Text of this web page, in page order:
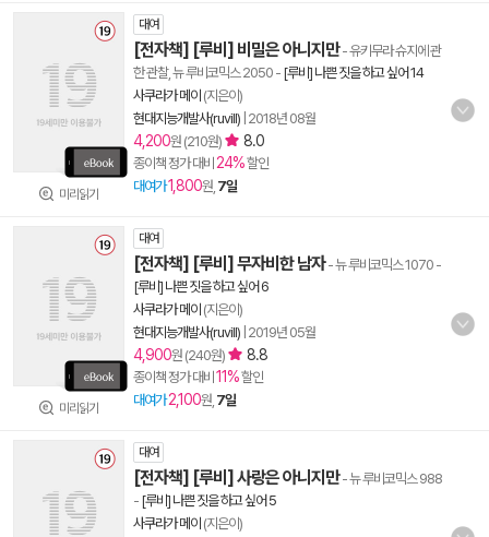
미리읽기
대여
[전자책] [루비] 비밀은 아니지만- 유키무라 슈지에 관
한 관찰, 뉴 루비코믹스 2050 - [루비] 나쁜 짓을 하고 싶어 14
사쿠라가 메이 (지은이)
현대지능개발사(ruvill) 2018년 08월
4,200원 (210원) 8.0
종이책 정가 대비 24%할인
대여가1,800원, 7일
미리읽기
대여
[전자책] [루비] 무자비한 남자- 뉴 루비코믹스 1070 -
[루비] 나쁜 짓을 하고 싶어 6
사쿠라가 메이 (지은이)
현대지능개발사(ruvill) 2019년 05월
4,900원 (240원) 8.8
종이책 정가 대비 11%할인
대여가 2,100원, 7일
대여
[전자책] [루비] 사랑은 아니지만- 뉴 루비코믹스 988
- [루비] 나쁜 짓을 하고 싶어 5
사쿠라가 메이 (지은이)